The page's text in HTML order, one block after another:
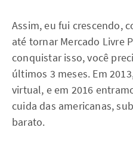
Assim, eu fui crescendo,
até tornar Mercado Livre
conquistar isso, você
últimos 3 meses. Em
virtual, e em 2016
cuida das americanas,
barato.